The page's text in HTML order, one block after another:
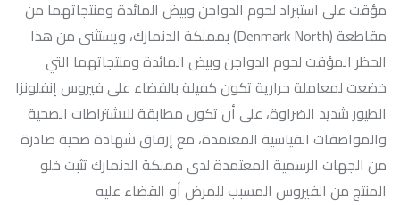
مؤقت على استيراد لحوم الدواجن وبيض المائدة ومنتجاتهما من
مقاطعة (Denmark North) بمملكة الدنمارك، ويستثنى من هذا
الحظر المؤقت لحوم الدواجن وبيض المائدة ومنتجاتهما التي
خضعت لمعاملة حرارية تكون كفيلة بالقضاء على فيروس إنفلونزا
الطيور شديد الضراوة، على أن تكون مطابقة للاشتراطات الصحية
والمواصفات القياسية المعتمدة، مع إرفاق شهادة صحية صادرة
من الجهات الرسمية المعتمدة لدى مملكة الدنمارك تثبت خلو
المنتج من الفيروس المسبب للمرض أو القضاء عليه